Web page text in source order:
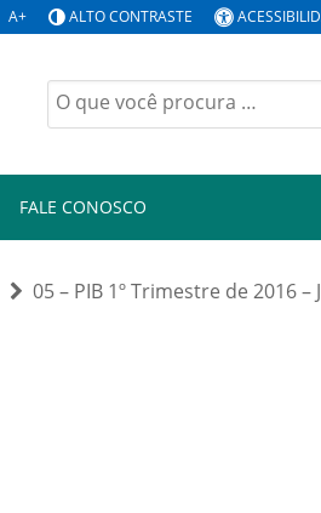
A+ ALTO CONTRASTE
Buscar
por:
FALE CONOSCO
05 – PIB 1º Trimestre de 2016 –